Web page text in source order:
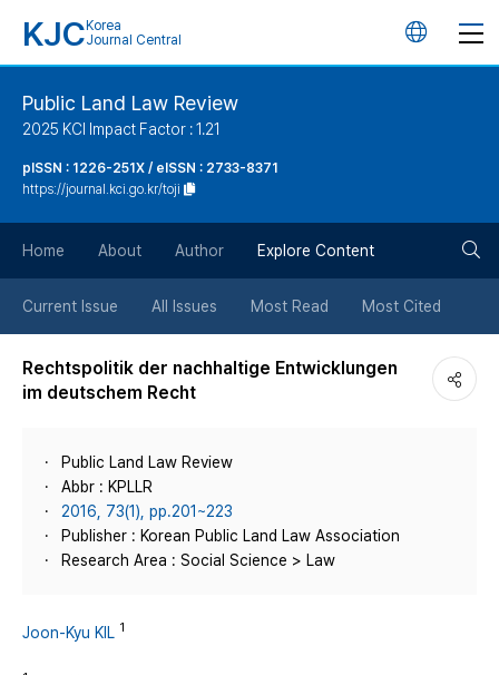
KJC Korea
Journal Central
언
튼
Public Land Law Review
2025 KCI Impact Factor : 1.21
pISSN : 1226-251X / eISSN : 2733-8371
https://journal.kci.go.kr/toji
Home About Author Explore Content
Current Issue All Issues Most Read Most Cited
Rechtspolitik der nachhaltige Entwicklungen
im deutschem Recht
Public Land Law Review
Abbr : KPLLR
2016, 73(1), pp.201~223
Publisher : Korean Public Land Law Association
Research Area : Social Science > Law
Joon-Kyu KIL 1